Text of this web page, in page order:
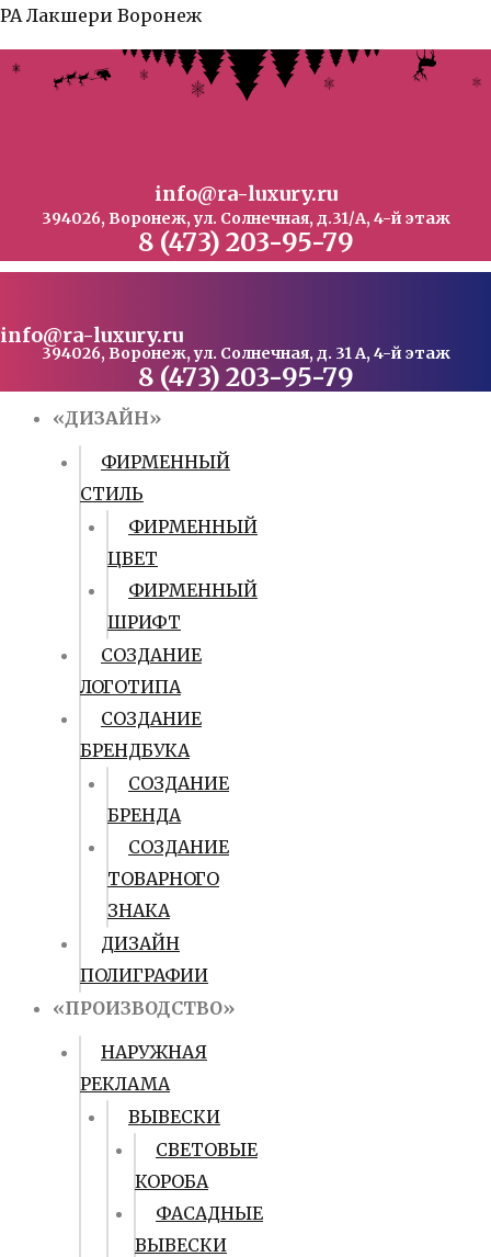
Перейти
к
содержимому
РА Лакшери Воронеж
info@ra-luxury.ru
394026, Воронеж, ул. Солнечная, д.31/А, 4-й этаж
8 (473) 203-95-79
info@ra-luxury.ru
394026, Воронеж, ул. Солнечная, д. 31 А, 4-й этаж
8 (473) 203-95-79
«ДИЗАЙН»
ФИРМЕННЫЙ
СТИЛЬ
ФИРМЕННЫЙ
ЦВЕТ
ФИРМЕННЫЙ
ШРИФТ
СОЗДАНИЕ
ЛОГОТИПА
СОЗДАНИЕ
БРЕНДБУКА
СОЗДАНИЕ
БРЕНДА
СОЗДАНИЕ
ТОВАРНОГО
ЗНАКА
ДИЗАЙН
ПОЛИГРАФИИ
«ПРОИЗВОДСТВО»
НАРУЖНАЯ
РЕКЛАМА
ВЫВЕСКИ
СВЕТОВЫЕ
КОРОБА
ФАСАДНЫЕ
ВЫВЕСКИ